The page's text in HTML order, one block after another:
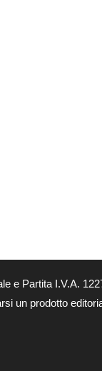
e Partita I.V.A.
un prodotto